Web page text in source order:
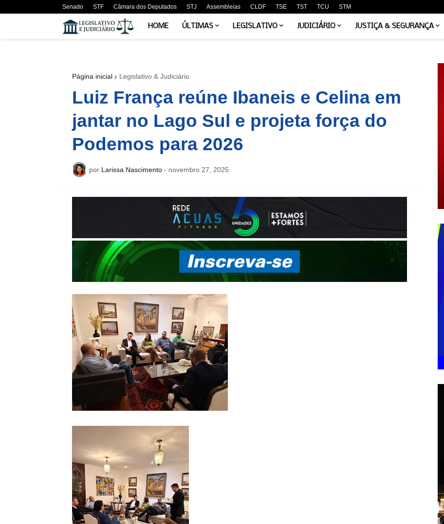
Senado STF Câmara dos Deputados STJ Assembleias CLDF TSE TST TCU STM
HOME ÚLTIMAS LEGISLATIVO JUDICIÁRIO JUSTIÇA & SEGURANÇA
Página inicial Legislativo & Judiciário
Luiz França reúne Ibaneis e Celina em
jantar no Lago Sul e projeta força do
Podemos para 2026
por Larissa Nascimento - novembro 27, 2025